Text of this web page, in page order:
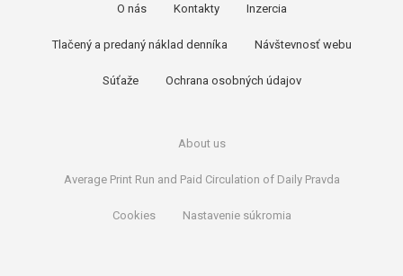
O nás Kontakty Inzercia
Tlačený a predaný náklad denníka Návštevnosť webu
Súťaže Ochrana osobných údajov
About us
Average Print Run and Paid Circulation of Daily Pravda
Cookies Nastavenie súkromia